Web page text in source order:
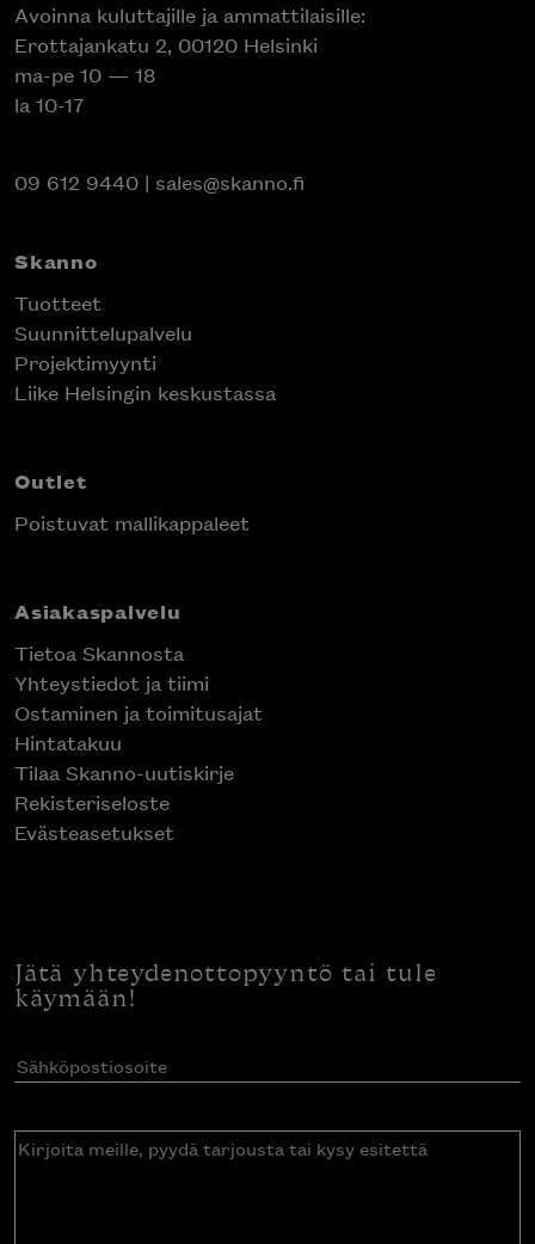
Avoinna kuluttajille ja ammattilaisille:
Erottajankatu 2, 00120 Helsinki
ma-pe 10 — 18
la 10-17
09 612 9440 | sales@skanno.fi
Skanno
Tuotteet
Suunnittelupalvelu
Projektimyynti
Liike Helsingin keskustassa
Outlet
Poistuvat mallikappaleet
Asiakaspalvelu
Tietoa Skannosta
Yhteystiedot ja tiimi
Ostaminen ja toimitusajat
Hintatakuu
Tilaa Skanno-uutiskirje
Rekisteriseloste
Evästeasetukset
Jätä yhteydenottopyyntö tai tule
käymään!
Sähköpostiosoite(Pakollinen)
Kirjoita